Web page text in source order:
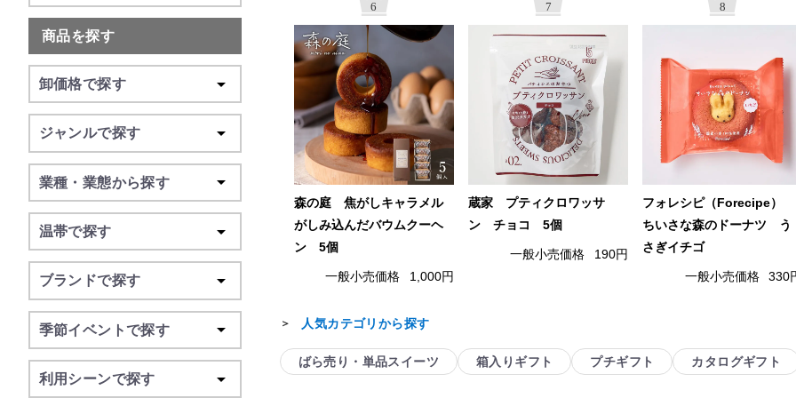
6
森の庭 焦がしキャラメル
がしみ込んだバウムクーヘ
ン 5個
一般小売価格 1,000円
7
蔵家 プティクロワッサ
ン チョコ 5個
一般小売価格 190円
8
フォレシピ（Forecipe）
ちいさな森のドーナツ う
さぎイチゴ
一般小売価格 330
＞ 人気カテゴリから探す
ばら売り・単品スイーツ 箱入りギフト プチギフト カタログギフト
商品を探す
卸価格で探す
ジャンルで探す
業種・業態から探す
温帯で探す
ブランドで探す
季節イベントで探す
利用シーンで探す